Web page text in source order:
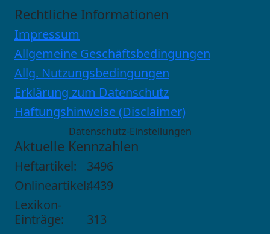
Rechtliche Informationen
Impressum
Allgemeine Geschäftsbedingungen
Allg. Nutzungsbedingungen
Erklärung zum Datenschutz
Haftungshinweise (Disclaimer)
Datenschutz-Einstellungen
Aktuelle Kennzahlen
Heftartikel:
3496
Onlineartikel:4439
Lexikon-
Einträge:
313